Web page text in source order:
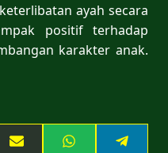
ayah secara
positif terhadap
karakter anak.